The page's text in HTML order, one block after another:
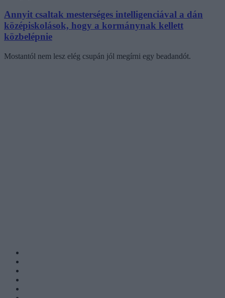
Annyit csaltak mesterséges intelligenciával a dán
középiskolások, hogy a kormánynak kellett
közbelépnie
Mostantól nem lesz elég csupán jól megírni egy beadandót.